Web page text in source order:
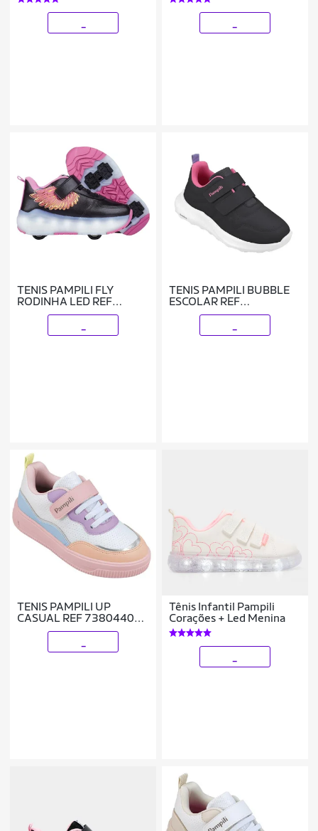
TENIS PAMPILI FLY
RODINHA LED REF
782002000 MENINA
TENIS PAMPILI BUBBLE
ESCOLAR REF
746051000 MENINA
TENIS PAMPILI UP
CASUAL REF 738044000
MENINA
Tênis Infantil Pampili
Corações + Led Menina